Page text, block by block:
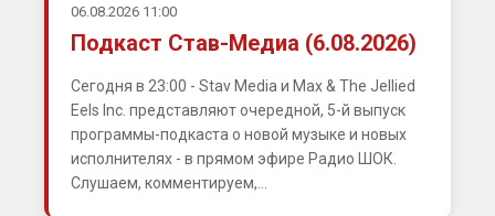
06.08.2026 11:00
Подкаст Став-Медиа (6.08.2026)
Сегодня в 23:00 - Stav Media и Max & The Jellied
Eels Inc. представляют очередной, 5-й выпуск
программы-подкаста о новой музыке и новых
исполнителях - в прямом эфире Радио ШОК.
Слушаем, комментируем,...